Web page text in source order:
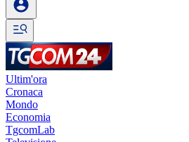
Ultim'ora
Cronaca
Mondo
Economia
TgcomLab